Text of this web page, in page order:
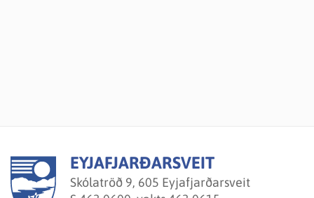
EYJAFJARÐARSVEIT
Skólatröð 9, 605 Eyjafjarðarsveit